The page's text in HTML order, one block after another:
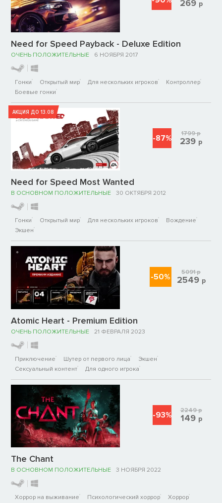
Need for Speed Payback - Deluxe Edition
ОЧЕНЬ ПОЛОЖИТЕЛЬНЫЕ 6 НОЯБРЯ 2017
Гонки Открытый мир Для нескольких игроков
Контроллер
Боевые гонки
269 р
АКЦИЯ ДО 13.08
Need for Speed Most Wanted
В ОСНОВНОМ ПОЛОЖИТЕЛЬНЫЕ 30 ОКТЯБРЯ 2012
Гонки Открытый мир Для нескольких игроков
Вождение
Экшен
-87% 1799р
239 р
Atomic Heart - Premium Edition
ОЧЕНЬ ПОЛОЖИТЕЛЬНЫЕ 21 ФЕВРАЛЯ 2023
Приключение Шутер от первого лица
Экшен
Сексуальный контент
Для одного игрока
-50% 5091р
2549 р
The Chant
В ОСНОВНОМ ПОЛОЖИТЕЛЬНЫЕ 3 НОЯБРЯ 2022
Хоррор на выживание Психологический хоррор
Хоррор
-93% 2249р
149 р